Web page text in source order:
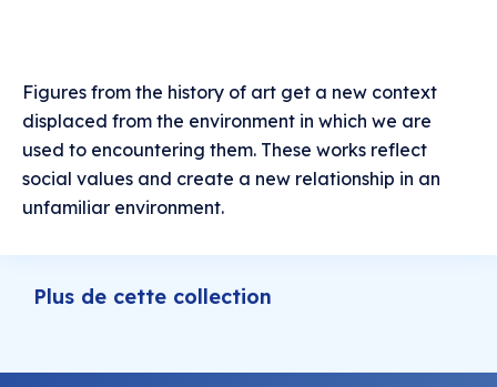
Figures from the history of art get a new context
displaced from the environment in which we are
used to encountering them. These works reflect
social values and create a new relationship in an
unfamiliar environment.
Plus de cette collection